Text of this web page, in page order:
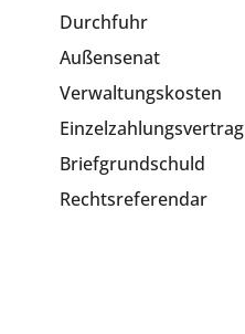
Durchfuhr
Außensenat
Verwaltungskosten
Einzelzahlungsvertrag
Briefgrundschuld
Rechtsreferendar